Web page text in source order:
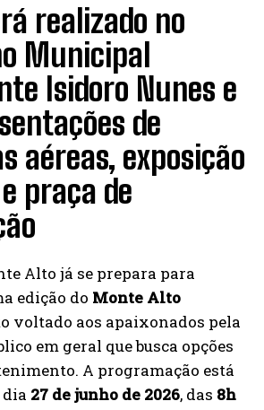
realizado no
Municipal
Isidoro Nunes e
de
aéreas, exposição
praça de
Alto já se prepara para
edição do Monte Alto
voltado aos apaixonados pela
em geral que busca opções
A programação está
27 de junho de 2026, das 8h